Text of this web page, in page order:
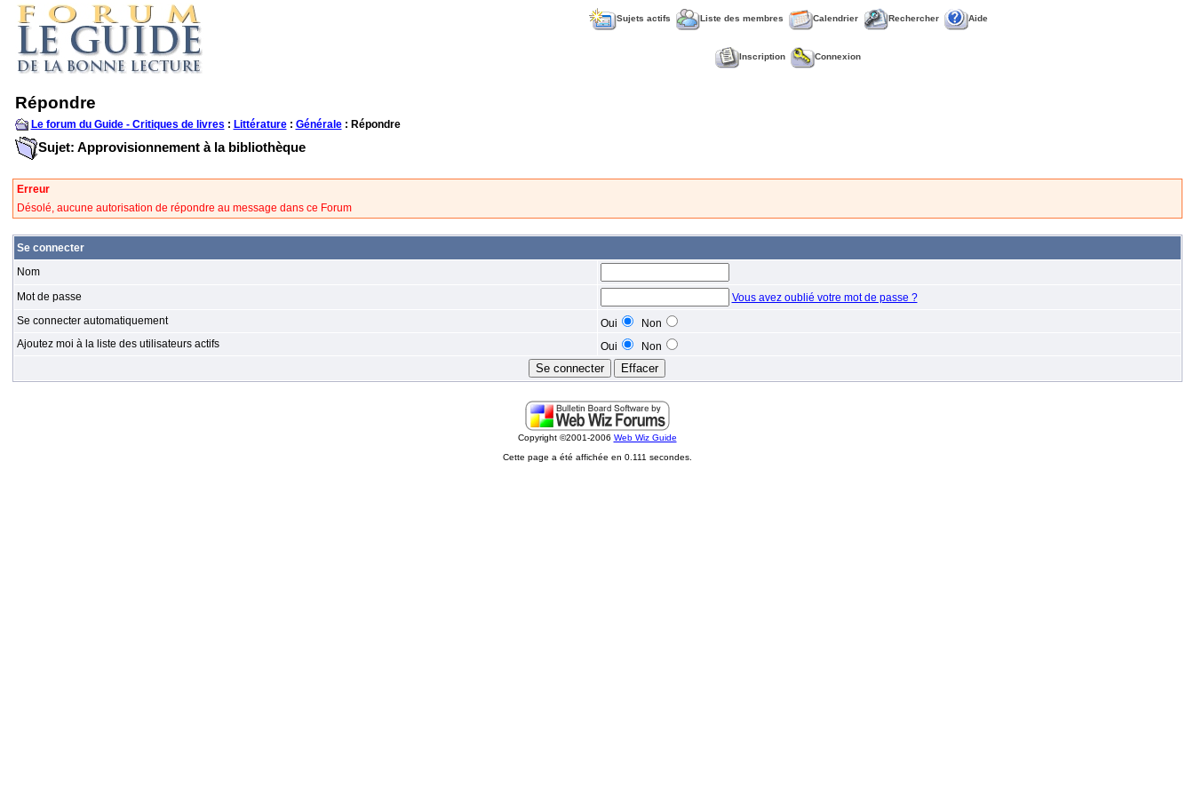
Sujets actifs Liste des membres Calendrier Rechercher Aide
Inscription Connexion
Répondre
Le forum du Guide - Critiques de livres : Littérature: Générale: Répondre
Sujet: Approvisionnement à la bibliothèque
Erreur
Désolé, aucune autorisation de répondre au message dans ce Forum
Se connecter
Nom
Mot de passe
Vous avez oublié votre mot de passe ?
Se connecter automatiquement
Oui
Non
Ajoutez moi à la liste des utilisateurs actifs
Oui Non
Copyright ©2001-2006 Web Wiz Guide
Cette page a été affichée en 0.111 secondes.